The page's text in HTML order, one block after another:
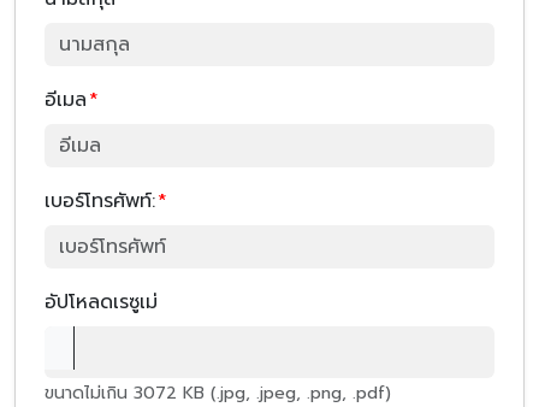
อีเมล*
เบอร์โทรศัพท์:*
อัปโหลดเรซูเม่
ขนาดไม่เกิน 3072 KB (.jpg, .jpeg, .png, .pdf)